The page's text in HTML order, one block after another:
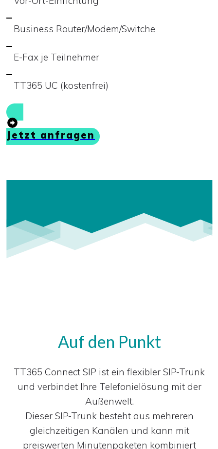
Business Router/Modem/Switche
E-Fax je Teilnehmer
TT365 UC (kostenfrei)
Jetzt anfragen
Auf den Punkt
TT365 Connect SIP ist ein flexibler SIP-Trunk
und verbindet Ihre Telefonielösung mit der
Außenwelt.
Dieser SIP-Trunk besteht aus mehreren
gleichzeitigen Kanälen und kann mit
preiswerten Minutenpaketen kombiniert